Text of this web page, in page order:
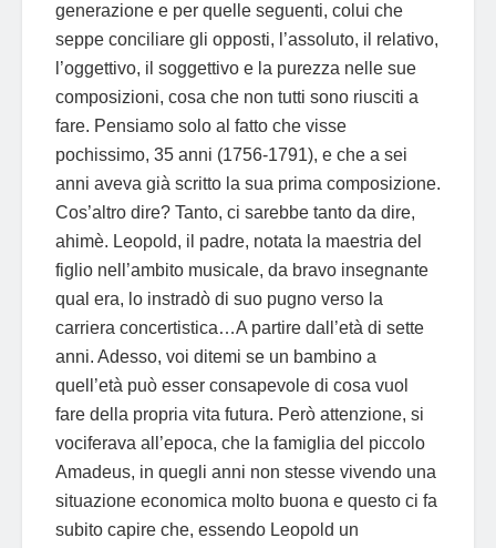
generazione e per quelle seguenti, colui che
seppe conciliare gli opposti, l’assoluto, il relativo,
l’oggettivo, il soggettivo e la purezza nelle sue
composizioni, cosa che non tutti sono riusciti a
fare. Pensiamo solo al fatto che visse
pochissimo, 35 anni (1756-1791), e che a sei
anni aveva già scritto la sua prima composizione.
Cos’altro dire? Tanto, ci sarebbe tanto da dire,
ahimè. Leopold, il padre, notata la maestria del
figlio nell’ambito musicale, da bravo insegnante
qual era, lo instradò di suo pugno verso la
carriera concertistica…A partire dall’età di sette
anni. Adesso, voi ditemi se un bambino a
quell’età può esser consapevole di cosa vuol
fare della propria vita futura. Però attenzione, si
vociferava all’epoca, che la famiglia del piccolo
Amadeus, in quegli anni non stesse vivendo una
situazione economica molto buona e questo ci fa
subito capire che, essendo Leopold un